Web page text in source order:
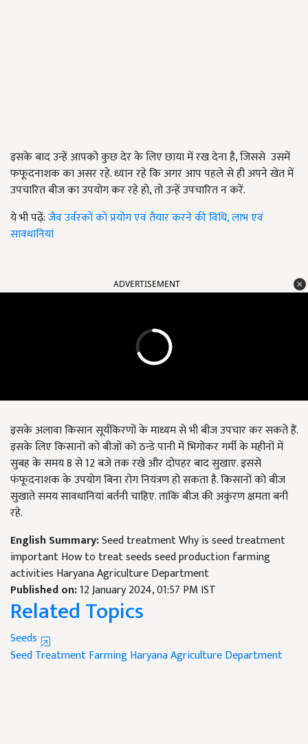
इसके बाद उन्हें आपको कुछ देर के लिए छाया में रख देना है, जिससे उसमें
फफूदनाशक का असर रहे. ध्यान रहे कि अगर आप पहले से ही अपने खेत में
उपचारित बीज का उपयोग कर रहे हो, तो उन्हें उपचारित न करें.
ये भी पढ़ें:जैव उर्वरकों को प्रयोग एवं तैयार करने की विधि, लाभ एवं
सावधानियां
ADVERTISEMENT
इसके अलावा किसान सूर्यकिरणों के माध्यम से भी बीज उपचार कर सकते हैं.
इसके लिए किसानों को बीजों को ठन्डे पानी में भिगोकर गर्मी के महीनों में
सुबह के समय 8 से 12 बजे तक रखे और दोपहर बाद सुखाए. इससे
फंफूदनाशक के उपयोग बिना रोग नियंत्रण हो सकता है. किसानों को बीज
सुखाते समय सावधानियां बर्तनी चाहिए. ताकि बीज की अकुंरण क्षमता बनी
रहे.
English Summary:Seed treatment Why is seed treatment
important How to treat seeds seed production farming
activities Haryana Agriculture Department
Published on:12 January 2024, 01:57 PM IST
Related Topics
Seeds
Seed TreatmentFarmingHaryana Agriculture Department